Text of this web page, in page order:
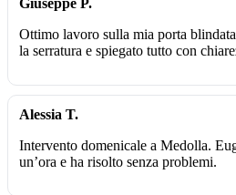
Giuseppe P.
Ottimo lavoro sulla mia porta
la serratura e spiegato tutto con
Alessia T.
Intervento domenicale a Medolla.
un’ora e ha risolto senza problemi.